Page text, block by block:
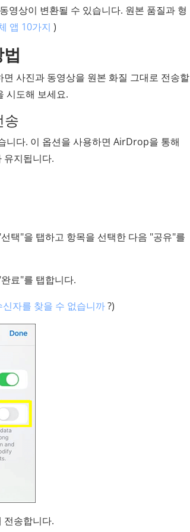
영상이 변환될 수 있습니다. 원본 품질과 형
앱 10가지 )
사진과 동영상을 원본 화질 그대로 전송할
시도해 보세요.
송
니다. 이 옵션을 사용하면 AirDrop을 통해
유지됩니다.
택"을 탭하고 항목을 선택한 다음 "공유"를
료"를 탭합니다.
자를 찾을 수 없습니까?)
전송합니다.